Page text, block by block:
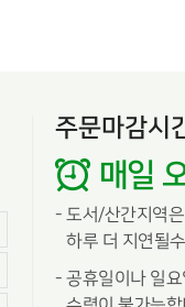
주문마감시
매일
- 도서/산간지역
하루 더 지연될
- 공휴일이나 일